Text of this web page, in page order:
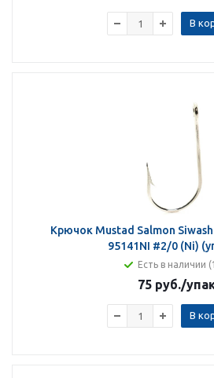
В
Крючок Mustad Salmon
95141NI #2/0 (Ni)
Есть в наличии
75 руб./
В